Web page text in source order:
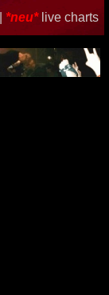
*neu* live charts